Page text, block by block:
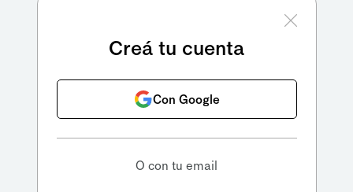
Creá tu cuenta
Con Google
O con tu email